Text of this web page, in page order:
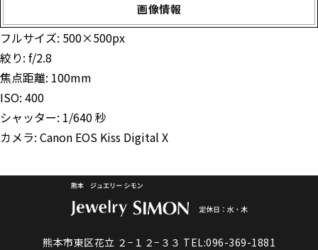
画像情報
フルサイズ: 500×500px
絞り: f/2.8
焦点距離: 100mm
ISO: 400
シャッター: 1/640 秒
カメラ: Canon EOS Kiss Digital X
熊本市東区花立 ２−１２−３３ TEL:096-369-1881